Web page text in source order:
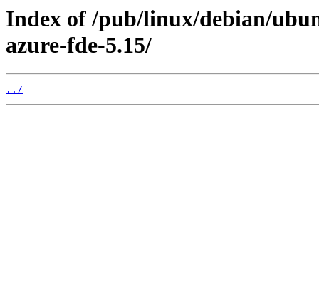
Index of /pub/linux/debian/
azure-fde-5.15/
../